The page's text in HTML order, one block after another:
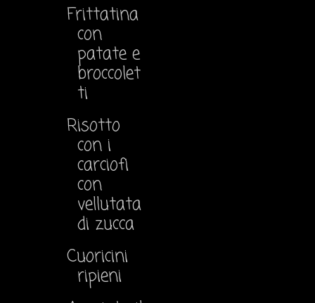
Frittatina
con
patate e
broccolet
ti
Risotto
con i
carciofi
con
vellutata
di zucca
Cuoricini
ripieni